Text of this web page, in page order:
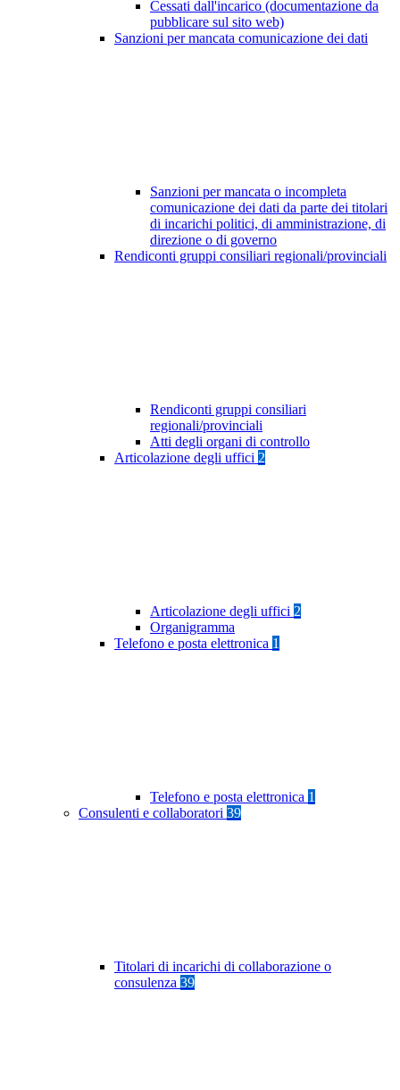
Cessati dall'incarico (documentazione da
pubblicare sul sito web)
Sanzioni per mancata comunicazione dei dati
Sanzioni per mancata o incompleta
comunicazione dei dati da parte dei titolari
di incarichi politici, di amministrazione, di
direzione o di governo
Rendiconti gruppi consiliari regionali/provinciali
Rendiconti gruppi consiliari
regionali/provinciali
Atti degli organi di controllo
Articolazione degli uffici 2
Articolazione degli uffici 2
Organigramma
Telefono e posta elettronica 1
Telefono e posta elettronica 1
Consulenti e collaboratori 39
Titolari di incarichi di collaborazione o
consulenza 39